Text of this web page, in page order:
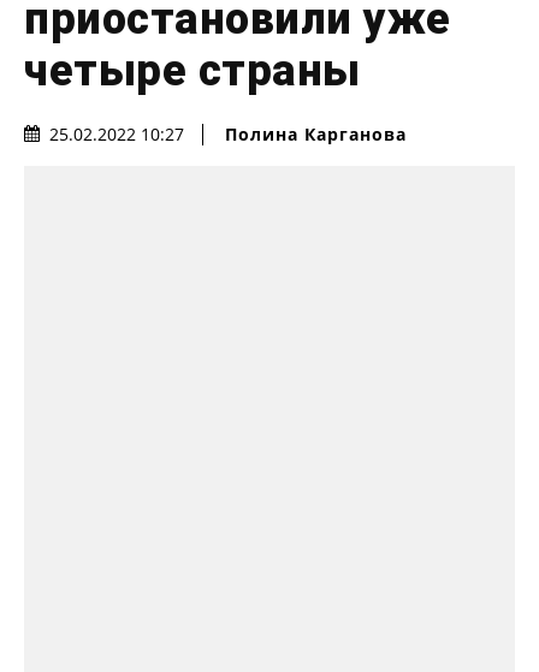
приостановили уже
четыре страны
25.02.2022 10:27 Полина Карганова